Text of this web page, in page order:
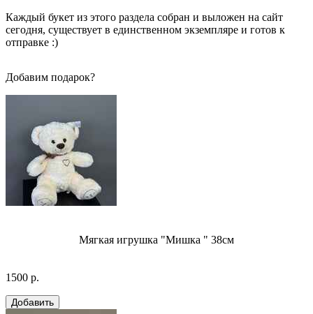
Каждый букет из этого раздела собран и выложен на сайт
сегодня, существует в единственном экземпляре и готов к
отправке :)
Добавим подарок?
Мягкая игрушка "Мишка " 38см
1500 р.